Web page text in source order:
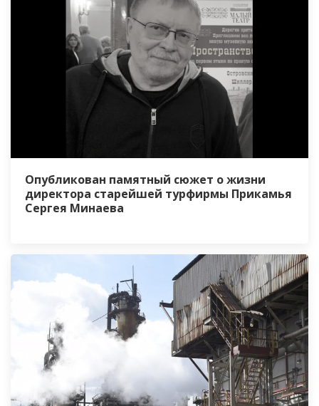
Опубликован памятный сюжет о жизни
директора старейшей турфирмы Прикамья
Сергея Минаева